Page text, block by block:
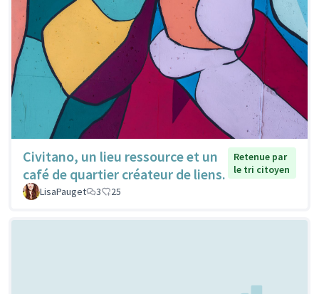
Civitano, un lieu ressource et un
café de quartier créateur de liens.
Retenue par
le tri citoyen
LisaPauget
3 25